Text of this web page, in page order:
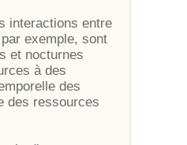
interactions entre
exemple, sont
et nocturnes
à des
des
des ressources